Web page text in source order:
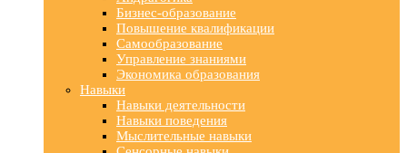
Бизнес-образование
Повышение квалификации
Самообразование
Управление знаниями
Экономика образования
Навыки
Навыки деятельности
Навыки поведения
Мыслительные навыки